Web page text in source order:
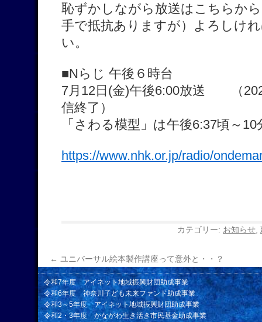
恥ずかしながら放送はこちらか
手で抵抗ありますが）よろしけ
い。
■Nらじ 午後６時台
7月12日(金)午後6:00放送 （
信終了）
「さわる模型」は午後6:37頃～10
https://www.nhk.or.jp/radio/
カテゴリー: お知らせ
← ユニバーサル絵本製作講座って意外と・・？
令和7年度 アイネット地域振興財団助成事業
令和6年度 神奈川子ども未来ファンド助成事業
令和3～5年度 アイネット地域振興財団助成事業
令和2・3年度 かながわ生き活き市民基金助成事業